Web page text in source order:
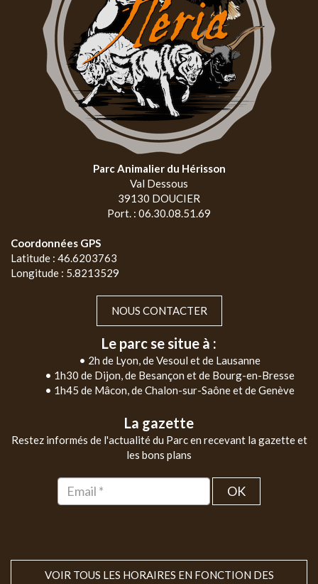
Parc Animalier du Hérisson
Val Dessous
39130 DOUCIER
Port. : 06.30.08.51.69
Coordonnées GPS
Latitude : 46.6203763
Longitude : 5.8213529
NOUS CONTACTER
Le parc se situe à :
• 2h de Lyon, de Vesoul et de Lausanne
• 1h30 de Dijon, de Besançon et de Bourg-en-Bresse
• 1h45 de Mâcon, de Chalon-sur-Saône et de Genève
La gazette
Restez informés de l'actualité du Parc en recevant la gazette et
les bons plans
OK
VOIR TOUS LES HORAIRES EN FONCTION DES